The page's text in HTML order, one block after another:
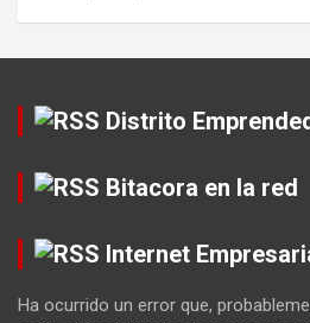
Distrito
Bitacora en la red
Internet
Ha ocurrido un error que,